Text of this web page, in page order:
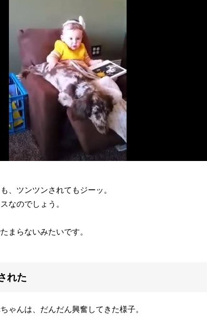
、ツンツンされてもジーッ。
なのでしょう。
まらないみたいです。
れた
ゃんは、だんだん興奮してきた様子。